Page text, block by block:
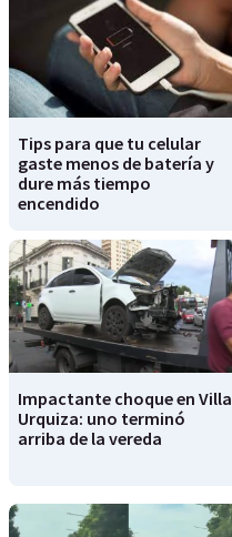
Tips para que tu celular
gaste menos de batería y
dure más tiempo
encendido
Impactante choque en Villa
Urquiza: uno terminó
arriba de la vereda